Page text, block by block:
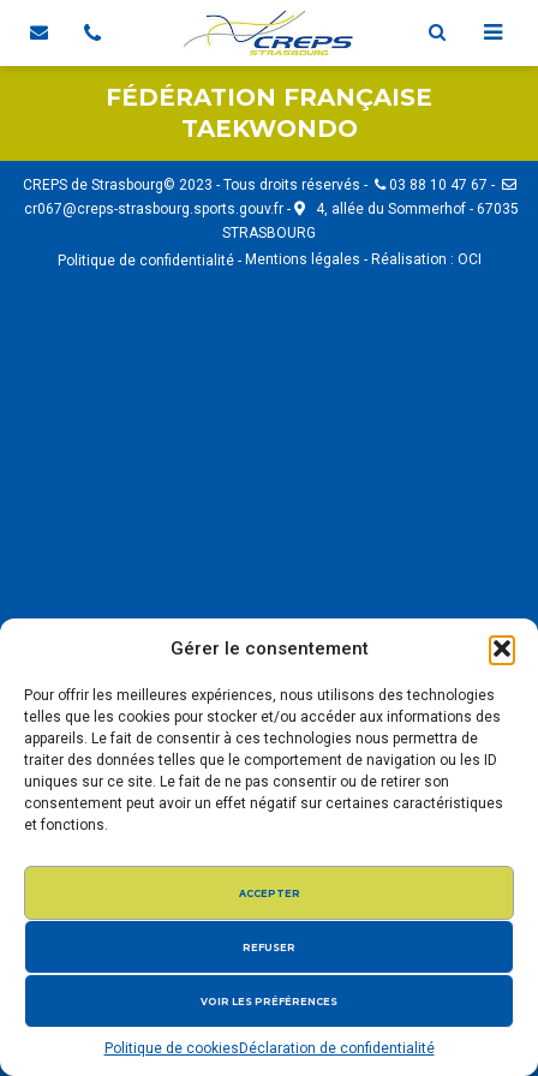
Gérer le consentement
Pour offrir les meilleures expériences, nous utilisons des technologies
telles que les cookies pour stocker et/ou accéder aux informations des
appareils. Le fait de consentir à ces technologies nous permettra de
traiter des données telles que le comportement de navigation ou les ID
uniques sur ce site. Le fait de ne pas consentir ou de retirer son
consentement peut avoir un effet négatif sur certaines caractéristiques
et fonctions.
ACCEPTER
REFUSER
VOIR LES PRÉFÉRENCES
Politique de cookies Déclaration de confidentialité
FÉDÉRATION FRANÇAISE
TAEKWONDO
CREPS de Strasbourg© 2023 - Tous droits réservés -
03 88 10 47 67 -
cr067@creps-strasbourg.sports.gouv.fr -
4, allée du Sommerhof - 67035
STRASBOURG
Politique de confidentialité - Mentions légales - Réalisation : OCI